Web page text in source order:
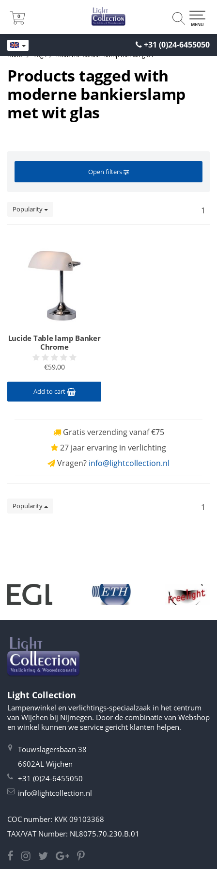
+31 (0)24-6455050
0
0
MENU
Home Tags moderne bankierslamp met wit glas
Products tagged with
moderne bankierslamp
met wit glas
Open filters
Popularity 1
Lucide Table lamp Banker
Chrome
€59,00
Add to cart
Gratis verzending vanaf €75
27 jaar ervaring in verlichting
Vragen? info@lightcollection.nl
Popularity 1
Light Collection
Lampenwinkel en verlichtings-speciaalzaak in het centrum
van Wijchen bij Nijmegen. Door de combinatie van Webshop
en winkel kunnen we service gericht klanten helpen.
Touwslagersbaan 38
6602AL Wijchen
+31 (0)24-6455050
info@lightcollection.nl
COC number: KVK 09103368
TAX/VAT Number: NL8075.70.230.B.01